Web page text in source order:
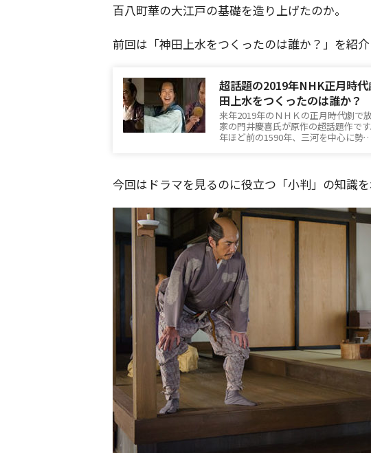
百八町華の大江戸の基礎を造り上げたのか。
前回は「神田上水をつくったのは誰か？」を紹介
超話題の2019年NHK正月時
田上水をつくったのは誰か？
来年2019年のＮＨＫの正月時代劇で
家の門井慶喜氏が原作の超話題作で
年ほど前の1590年、三河を中心に勢…
今回はドラマを見るのに役立つ「小判」の知識を